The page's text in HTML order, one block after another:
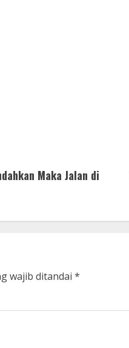
Maka Jalan di
wajib ditandai *